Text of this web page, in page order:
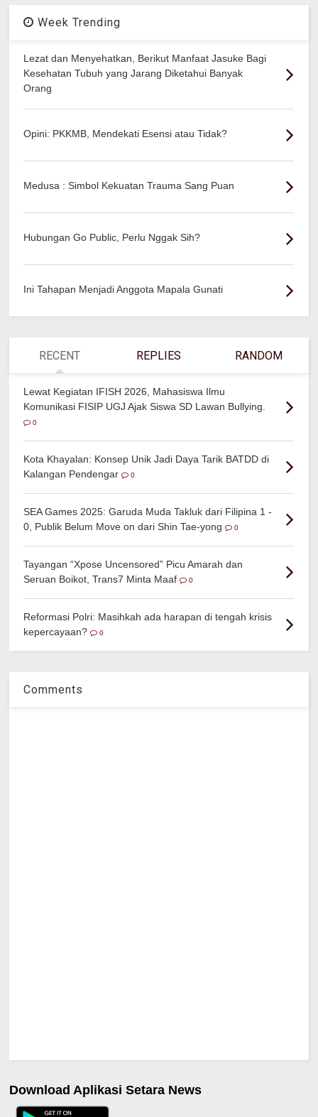
Week Trending
Lezat dan Menyehatkan, Berikut Manfaat Jasuke Bagi
Kesehatan Tubuh yang Jarang Diketahui Banyak
Orang
Opini: PKKMB, Mendekati Esensi atau Tidak?
Medusa : Simbol Kekuatan Trauma Sang Puan
Hubungan Go Public, Perlu Nggak Sih?
Ini Tahapan Menjadi Anggota Mapala Gunati
RECENT REPLIES RANDOM
Lewat Kegiatan IFISH 2026, Mahasiswa Ilmu
Komunikasi FISIP UGJ Ajak Siswa SD Lawan Bullying.
0
Kota Khayalan: Konsep Unik Jadi Daya Tarik BATDD di
Kalangan Pendengar
0
SEA Games 2025: Garuda Muda Takluk dari Filipina 1 -
0, Publik Belum Move on dari Shin Tae-yong
0
Tayangan “Xpose Uncensored” Picu Amarah dan
Seruan Boikot, Trans7 Minta Maaf
0
Reformasi Polri: Masihkah ada harapan di tengah krisis
kepercayaan?
0
Comments
Download Aplikasi Setara News